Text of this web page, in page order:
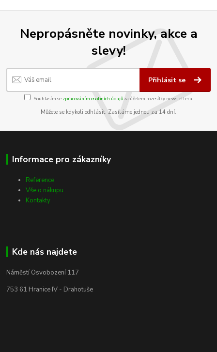
Nepropásněte novinky, akce a
slevy!
Přihlásit se
Souhlasím se zpracováním osobních údajůza účelem rozesílky newsletteru.
Můžete se kdykoli odhlásit. Zasíláme jednou za 14 dní.
Informace pro zákazníky
Reference
Vše o nákupu
Kontakty
Kde nás najdete
Náměstí Osvobození 117
753 61 Hranice IV - Drahotuše